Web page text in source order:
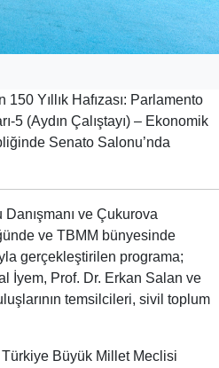
Yıllık Hafızası: Parlamento
5 (Aydın Çalıştayı) – Ekonomik
Senato Salonu’nda
ve Çukurova
ve TBMM bünyesinde
gerçekleştirilen programa;
İyem, Prof. Dr. Erkan Salan ve
temsilcileri, sivil toplum
Türkiye Büyük Millet Meclisi